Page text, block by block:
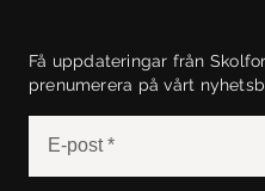
Få uppdateringar från
prenumerera på vårt